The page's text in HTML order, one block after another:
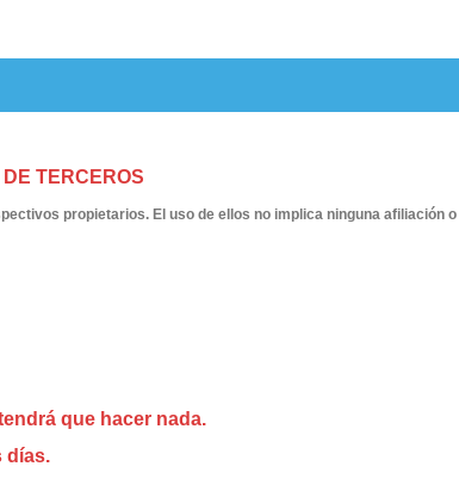
TERCEROS
propietarios. El uso de ellos no implica ninguna afiliación
que hacer nada.
días.